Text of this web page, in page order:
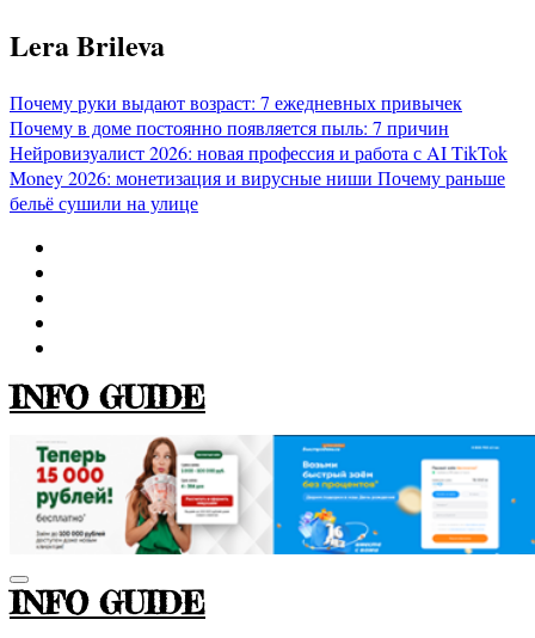
Перейти
к
Lera Brileva
Почему руки выдают возраст: 7 ежедневных привычек
Почему в доме постоянно появляется пыль: 7 причин
Нейровизуалист 2026: новая профессия и работа с AITikTok
Money 2026: монетизация и вирусные ниши Почему раньше
бельё сушили на улице
INFO GUIDE
INFO GUIDE